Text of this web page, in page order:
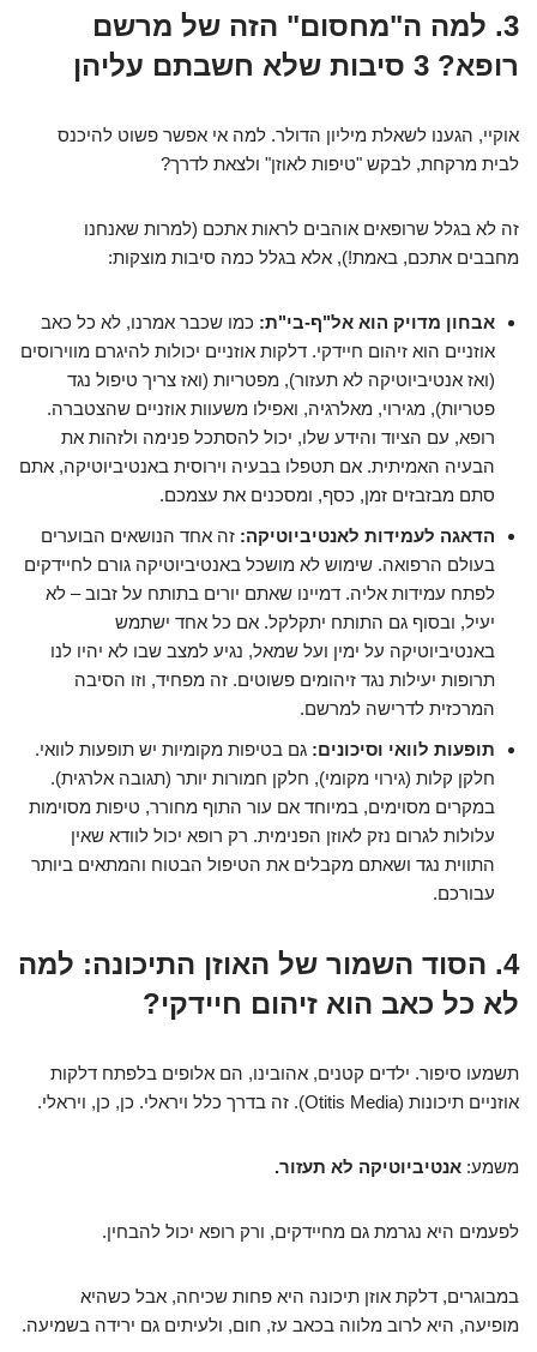
3. למה ה"מחסום" הזה של מרשם
רופא? 3 סיבות שלא חשבתם עליהן
אוקיי, הגענו לשאלת מיליון הדולר. למה אי אפשר פשוט להיכנס
לבית מרקחת, לבקש "טיפות לאוזן" ולצאת לדרך?
זה לא בגלל שרופאים אוהבים לראות אתכם (למרות שאנחנו
מחבבים אתכם, באמת!), אלא בגלל כמה סיבות מוצקות:
אבחון מדויק הוא אל"ף-בי"ת: כמו שכבר אמרנו, לא כל כאב
אוזניים הוא זיהום חיידקי. דלקות אוזניים יכולות להיגרם מווירוסים
(ואז אנטיביוטיקה לא תעזור), מפטריות (ואז צריך טיפול נגד
פטריות), מגירוי, מאלרגיה, ואפילו משעוות אוזניים שהצטברה.
רופא, עם הציוד והידע שלו, יכול להסתכל פנימה ולזהות את
הבעיה האמיתית. אם תטפלו בבעיה וירוסית באנטיביוטיקה, אתם
סתם מבזבזים זמן, כסף, ומסכנים את עצמכם.
הדאגה לעמידות לאנטיביוטיקה: זה אחד הנושאים הבוערים
בעולם הרפואה. שימוש לא מושכל באנטיביוטיקה גורם לחיידקים
לפתח עמידות אליה. דמיינו שאתם יורים בתותח על זבוב – לא
יעיל, ובסוף גם התותח יתקלקל. אם כל אחד ישתמש
באנטיביוטיקה על ימין ועל שמאל, נגיע למצב שבו לא יהיו לנו
תרופות יעילות נגד זיהומים פשוטים. זה מפחיד, וזו הסיבה
המרכזית לדרישה למרשם.
תופעות לוואי וסיכונים: גם בטיפות מקומיות יש תופעות לוואי.
חלקן קלות (גירוי מקומי), חלקן חמורות יותר (תגובה אלרגית).
במקרים מסוימים, במיוחד אם עור התוף מחורר, טיפות מסוימות
עלולות לגרום נזק לאוזן הפנימית. רק רופא יכול לוודא שאין
התווית נגד ושאתם מקבלים את הטיפול הבטוח והמתאים ביותר
עבורכם.
4. הסוד השמור של האוזן התיכונה: למה
לא כל כאב הוא זיהום חיידקי?
תשמעו סיפור. ילדים קטנים, אהובינו, הם אלופים בלפתח דלקות
אוזניים תיכונות (Otitis Media). זה בדרך כלל ויראלי. כן, כן, ויראלי.
משמע: אנטיביוטיקה לא תעזור.
לפעמים היא נגרמת גם מחיידקים, ורק רופא יכול להבחין.
במבוגרים, דלקת אוזן תיכונה היא פחות שכיחה, אבל כשהיא
מופיעה, היא לרוב מלווה בכאב עז, חום, ולעיתים גם ירידה בשמיעה.